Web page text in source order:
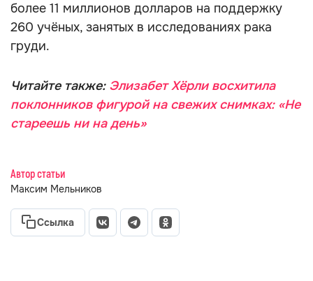
более 11 миллионов долларов на поддержку
260 учёных, занятых в исследованиях рака
груди.
Читайте также: Элизабет Хёрли восхитила
поклонников фигурой на свежих снимках: «Не
стареешь ни на день»
Автор статьи
Максим Мельников
Ссылка